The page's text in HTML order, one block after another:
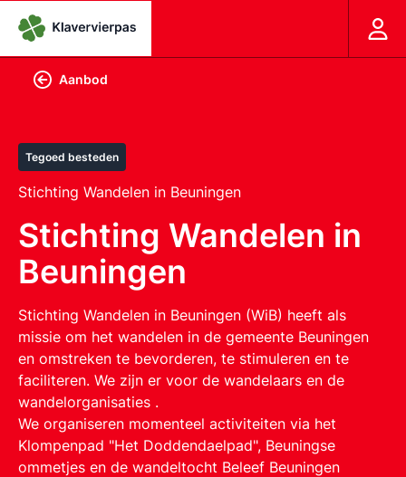
Aanbod
Tegoed besteden
Stichting Wandelen in Beuningen
Stichting Wandelen in
Beuningen
Stichting Wandelen in Beuningen (WiB) heeft als
missie om het wandelen in de gemeente Beuningen
en omstreken te bevorderen, te stimuleren en te
faciliteren. We zijn er voor de wandelaars en de
wandelorganisaties .
We organiseren momenteel activiteiten via het
Klompenpad "Het Doddendaelpad", Beuningse
ommetjes en de wandeltocht Beleef Beuningen